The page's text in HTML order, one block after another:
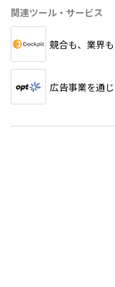
関連ツール・サービス
競合も、業界
広告事業を通